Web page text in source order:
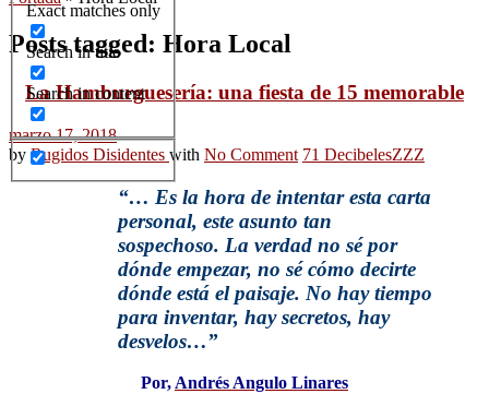
Exact matches only
Search in title
Search in content
Posts tagged: Hora Local
La Hamburguesería: una fiesta de 15 memorable
marzo 17, 2018
by Rugidos Disidentes with No Comment 71 DecibelesZZZ
“… Es la hora de intentar esta carta
personal, este asunto tan
sospechoso. La verdad no sé por
dónde empezar, no sé cómo decirte
dónde está el paisaje. No hay tiempo
para inventar, hay secretos, hay
desvelos…”
Por,Andrés Angulo Linares